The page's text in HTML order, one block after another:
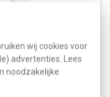
wij cookies voor
advertenties. Lees
noodzakelijke
voor de series
gevoeligheid en
over Thread. Excl.